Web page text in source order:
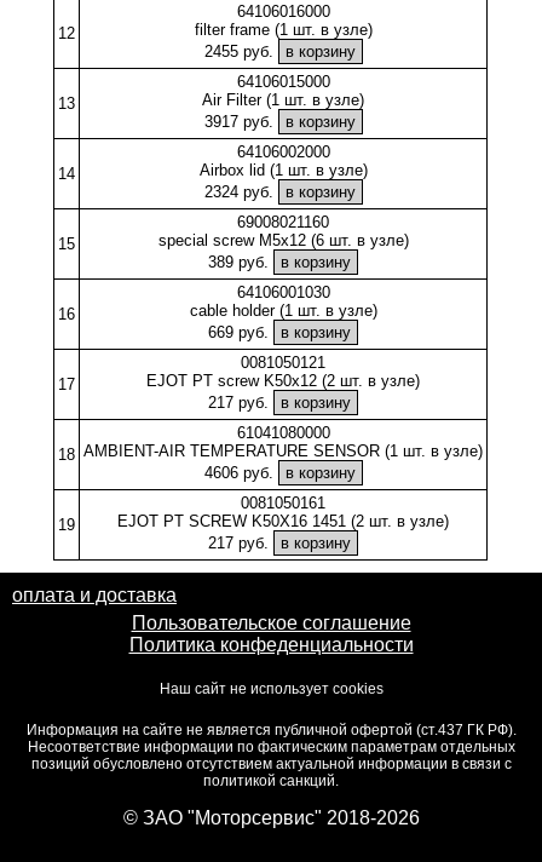
12
64106016000
filter frame (1 шт. в узле)
2455 руб.
13
64106015000
Air Filter (1 шт. в узле)
3917 руб.
14
64106002000
Airbox lid (1 шт. в узле)
2324 руб.
15
69008021160
special screw M5x12 (6 шт. в узле)
389 руб.
16
64106001030
cable holder (1 шт. в узле)
669 руб.
17
0081050121
EJOT PT screw K50x12 (2 шт. в узле)
217 руб.
18
61041080000
AMBIENT-AIR TEMPERATURE SENSOR (1 шт. в узле)
4606 руб.
19
0081050161
EJOT PT SCREW K50X16 1451 (2 шт. в узле)
217 руб.
оплата и доставка
Пользовательское соглашение
Политика конфеденциальности
Наш сайт не использует cookies
Информация на сайте не является публичной офертой (ст.437 ГК РФ).
Несоответствие информации по фактическим параметрам отдельных
позиций обусловлено отсутствием актуальной информации в связи с
политикой санкций.
© ЗАО "Моторсервис" 2018-2026